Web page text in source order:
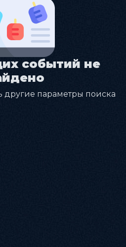
событий не
другие параметры поиска